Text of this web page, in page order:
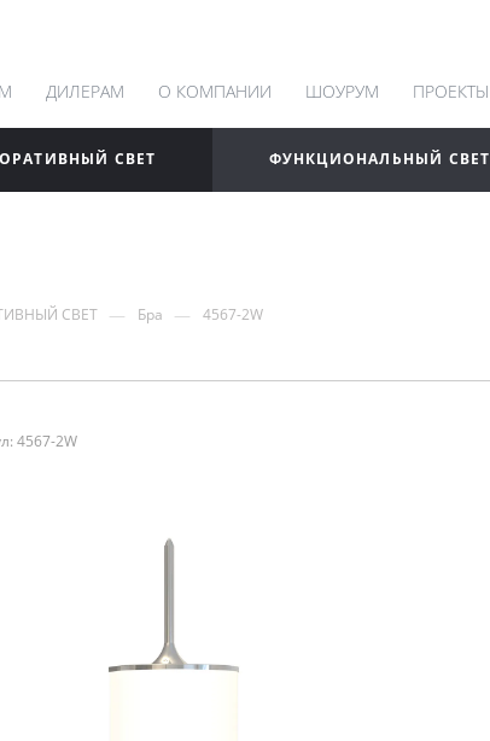
ДИЛЕРАМ О КОМПАНИИ ШОУРУМ ПРОЕКТЫ
СВЕТ ФУНКЦИОНАЛЬНЫЙ СВЕТ
СВЕТ — Бра — 4567-2W
4567-2W